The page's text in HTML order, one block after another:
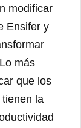
modificar
Ensifer y
más
que los
la